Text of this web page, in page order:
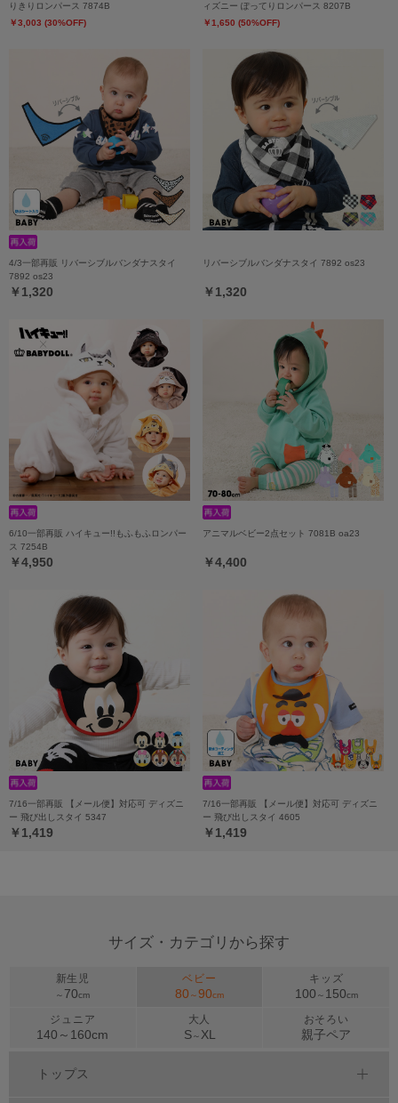
りきりロンパース 7874B
￥3,003 (30%OFF)
ィズニー ぽってりロンパース 8207B
￥1,650 (50%OFF)
4/3一部再販 リバーシブルバンダナスタイ
7892 os23
￥1,320
リバーシブルバンダナスタイ 7892 os23
￥1,320
6/10一部再販 ハイキュー!!もふもふロンパー
ス 7254B
￥4,950
アニマルベビー2点セット 7081B oa23
￥4,400
7/16一部再販 【メール便】対応可 ディズニ
ー 飛び出しスタイ 5347
￥1,419
7/16一部再販 【メール便】対応可 ディズニ
ー 飛び出しスタイ 4605
￥1,419
サイズ・カテゴリから探す
新生児
～ 70cm
ベビー
80 ～90cm
キッズ
100 ～ 150cm
ジュニア
140～ 160cm
大人
S～ XL
おそろい
親子ペア
トップス